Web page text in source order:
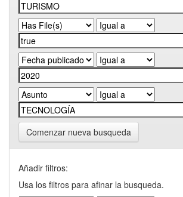
Comenzar nueva busqueda
Añadir filtros:
Usa los filtros para afinar la busqueda.